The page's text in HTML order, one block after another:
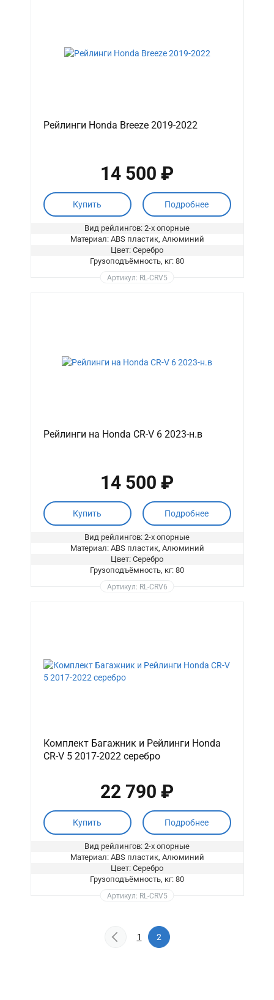
Рейлинги Honda Breeze 2019-2022
14 500 ₽
Купить Подробнее
Вид рейлингов: 2-х опорные
Материал: ABS пластик, Алюминий
Цвет: Серебро
Грузоподъёмность, кг: 80
Артикул: RL-CRV5
Рейлинги на Honda CR-V 6 2023-н.в
14 500 ₽
Купить Подробнее
Вид рейлингов: 2-х опорные
Материал: ABS пластик, Алюминий
Цвет: Серебро
Грузоподъёмность, кг: 80
Артикул: RL-CRV6
Комплект Багажник и Рейлинги Honda
CR-V 5 2017-2022 серебро
22 790 ₽
Купить Подробнее
Вид рейлингов: 2-х опорные
Материал: ABS пластик, Алюминий
Цвет: Серебро
Грузоподъёмность, кг: 80
Артикул: RL-CRV5
1 2